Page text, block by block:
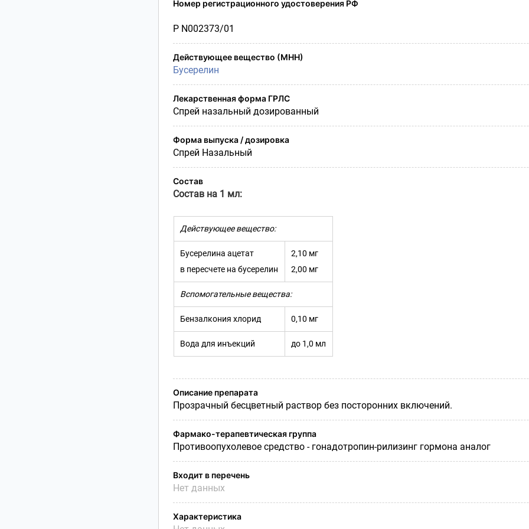
Номер регистрационного удостоверения РФ
Р N002373/01
Действующее вещество (МНН)
Бусерелин
Лекарственная форма ГРЛС
Спрей назальный дозированный
Форма выпуска / дозировка
Спрей Назальный
Состав
Состав на 1 мл:
Действующее вещество:
Бусерелина ацетат
в пересчете на бусерелин
2,10 мг
2,00 мг
Вспомогательные вещества:
Бензалкония хлорид 0,10 мг
Вода для инъекций до 1,0 мл
Описание препарата
Прозрачный бесцветный раствор без посторонних включений.
Фармако-терапевтическая группа
Противоопухолевое средство - гонадотропин-рилизинг гормона аналог
Входит в перечень
Нет данных
Характеристика